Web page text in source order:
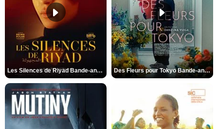
Les Silences de Riyad Bande-annonce VO STFR Des Fleurs pour Tokyo Bande-annonce VO STFR